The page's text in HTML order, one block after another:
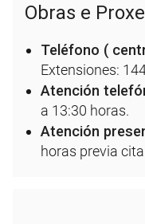
Obras e
Teléfono (
Extensiones:
Atención
a 13:30 horas.
Atención
horas previa